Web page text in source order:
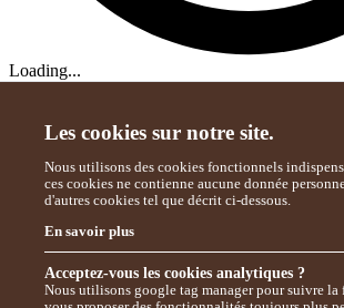
Les cookies sur notre site.
Nous utilisons des cookies fonctionnels
ces cookies ne contienne aucune donnée
d'autres cookies tel que décrit ci-dessous.
En savoir plus
Acceptez-vous les cookies analytiques ?
Nous utilisons google tag manager pour suivre
Loading...